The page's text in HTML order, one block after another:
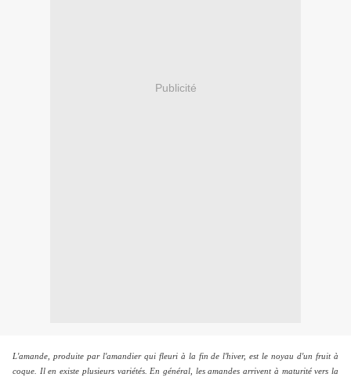
Publicité
L'amande, produite par l'amandier qui fleuri à la fin de l'hiver, est le noyau d'un fruit à
coque. Il en existe plusieurs variétés. En général, les amandes arrivent à maturité vers la